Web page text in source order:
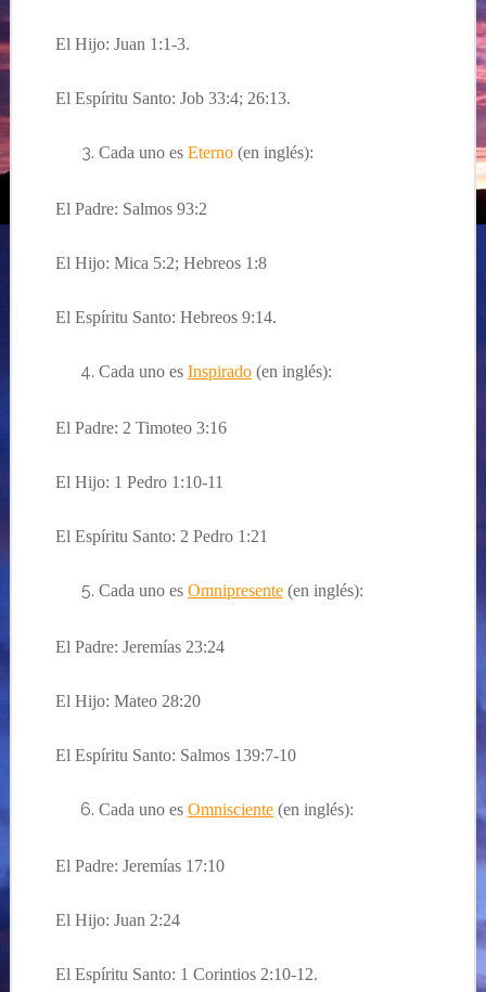
El Hijo: Juan 1:1-3.
El Espíritu Santo: Job 33:4; 26:13.
Cada uno es Eterno(en inglés):
El Padre: Salmos 93:2
El Hijo: Mica 5:2; Hebreos 1:8
El Espíritu Santo: Hebreos 9:14.
Cada uno es Inspirado(en inglés):
El Padre: 2 Timoteo 3:16
El Hijo: 1 Pedro 1:10-11
El Espíritu Santo: 2 Pedro 1:21
Cada uno es Omnipresente(en inglés):
El Padre: Jeremías 23:24
El Hijo: Mateo 28:20
El Espíritu Santo: Salmos 139:7-10
Cada uno es Omnisciente(en inglés):
El Padre: Jeremías 17:10
El Hijo: Juan 2:24
El Espíritu Santo: 1 Corintios 2:10-12.